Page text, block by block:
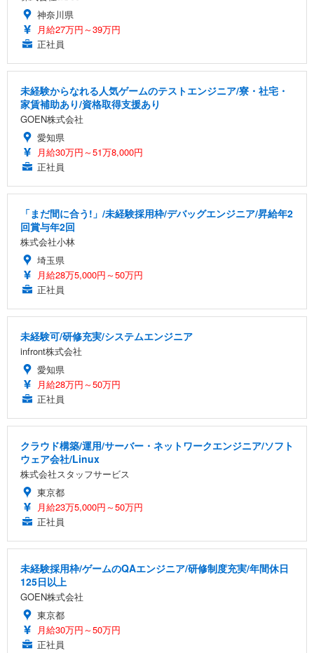
神奈川県
月給27万円～39万円
正社員
未経験からなれる人気ゲームのテストエンジニア/寮・社宅・
家賃補助あり/資格取得支援あり
GOEN株式会社
愛知県
月給30万円～51万8,000円
正社員
「まだ間に合う!」/未経験採用枠/デバッグエンジニア/昇給年2
回賞与年2回
株式会社小林
埼玉県
月給28万5,000円～50万円
正社員
未経験可/研修充実/システムエンジニア
infront株式会社
愛知県
月給28万円～50万円
正社員
クラウド構築/運用/サーバー・ネットワークエンジニア/ソフト
ウェア会社/Linux
株式会社スタッフサービス
東京都
月給23万5,000円～50万円
正社員
未経験採用枠/ゲームのQAエンジニア/研修制度充実/年間休日
125日以上
GOEN株式会社
東京都
月給30万円～50万円
正社員